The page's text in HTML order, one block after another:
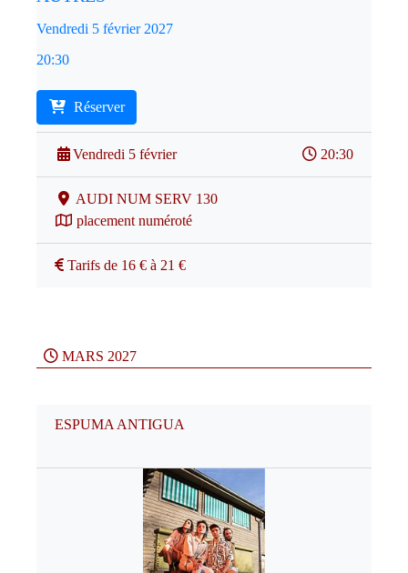
Vendredi 5 février 2027
20:30
Réserver
Vendredi 5 février 20:30
AUDI NUM SERV 130
placement numéroté
Tarifs de 16 € à 21 €
MARS 2027
ESPUMA ANTIGUA